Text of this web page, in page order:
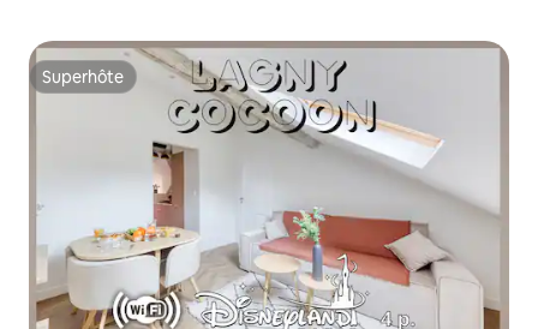
Superhôte
Superhôte